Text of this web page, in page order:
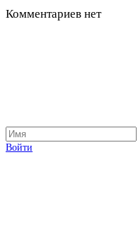
Комментариев нет
Войти